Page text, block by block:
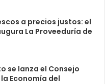
a precios justos: el
La Proveeduría de
se lanza el Consejo
Economía del